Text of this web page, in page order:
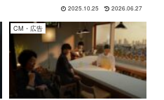
ラ・アキの名曲「手紙 ～拝啓 十
五の君へ～」をカバーし、“一人
は好き、孤独は嫌い。それがわた
し。”というメッセージを描きま
す。
2025.10.25 2026.06.27
CM・広告